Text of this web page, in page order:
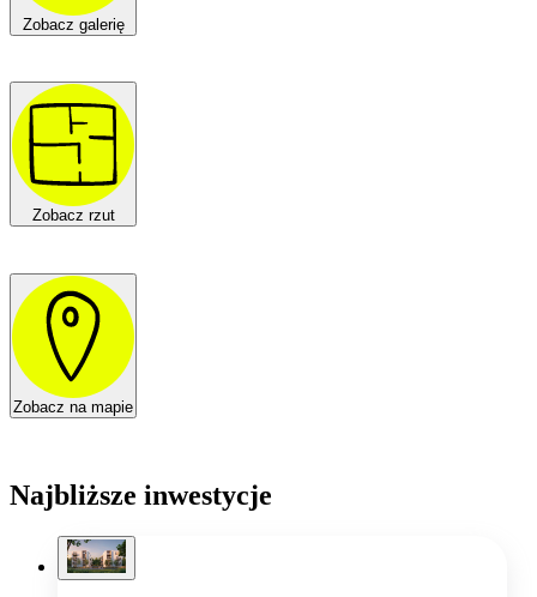
Zobacz galerię
Zobacz rzut
Zobacz na mapie
Najbliższe inwestycje